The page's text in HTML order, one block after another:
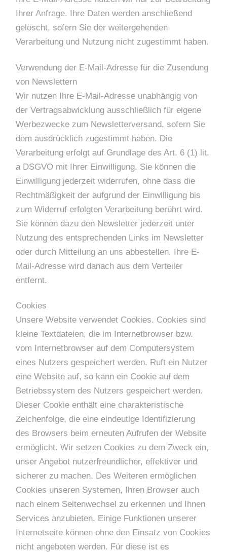
Ihrer Anfrage. Ihre Daten werden anschließend
gelöscht, sofern Sie der weitergehenden
Verarbeitung und Nutzung nicht zugestimmt haben.
Verwendung der E-Mail-Adresse für die Zusendung
von Newslettern
Wir nutzen Ihre E-Mail-Adresse unabhängig von
der Vertragsabwicklung ausschließlich für eigene
Werbezwecke zum Newsletterversand, sofern Sie
dem ausdrücklich zugestimmt haben. Die
Verarbeitung erfolgt auf Grundlage des Art. 6 (1) lit.
a DSGVO mit Ihrer Einwilligung. Sie können die
Einwilligung jederzeit widerrufen, ohne dass die
Rechtmäßigkeit der aufgrund der Einwilligung bis
zum Widerruf erfolgten Verarbeitung berührt wird.
Sie können dazu den Newsletter jederzeit unter
Nutzung des entsprechenden Links im Newsletter
oder durch Mitteilung an uns abbestellen. Ihre E-
Mail-Adresse wird danach aus dem Verteiler
entfernt.
Cookies
Unsere Website verwendet Cookies. Cookies sind
kleine Textdateien, die im Internetbrowser bzw.
vom Internetbrowser auf dem Computersystem
eines Nutzers gespeichert werden. Ruft ein Nutzer
eine Website auf, so kann ein Cookie auf dem
Betriebssystem des Nutzers gespeichert werden.
Dieser Cookie enthält eine charakteristische
Zeichenfolge, die eine eindeutige Identifizierung
des Browsers beim erneuten Aufrufen der Website
ermöglicht. Wir setzen Cookies zu dem Zweck ein,
unser Angebot nutzerfreundlicher, effektiver und
sicherer zu machen. Des Weiteren ermöglichen
Cookies unseren Systemen, Ihren Browser auch
nach einem Seitenwechsel zu erkennen und Ihnen
Services anzubieten. Einige Funktionen unserer
Internetseite können ohne den Einsatz von Cookies
nicht angeboten werden. Für diese ist es